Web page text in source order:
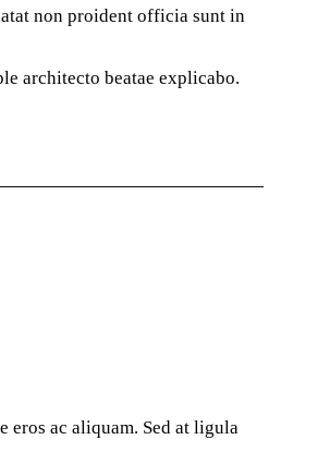
non proident officia sunt in
architecto beatae explicabo.
ac aliquam. Sed at ligula